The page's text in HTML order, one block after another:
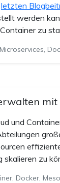
letzten
werden
zu
mit
und
skalieren zu
Docker,